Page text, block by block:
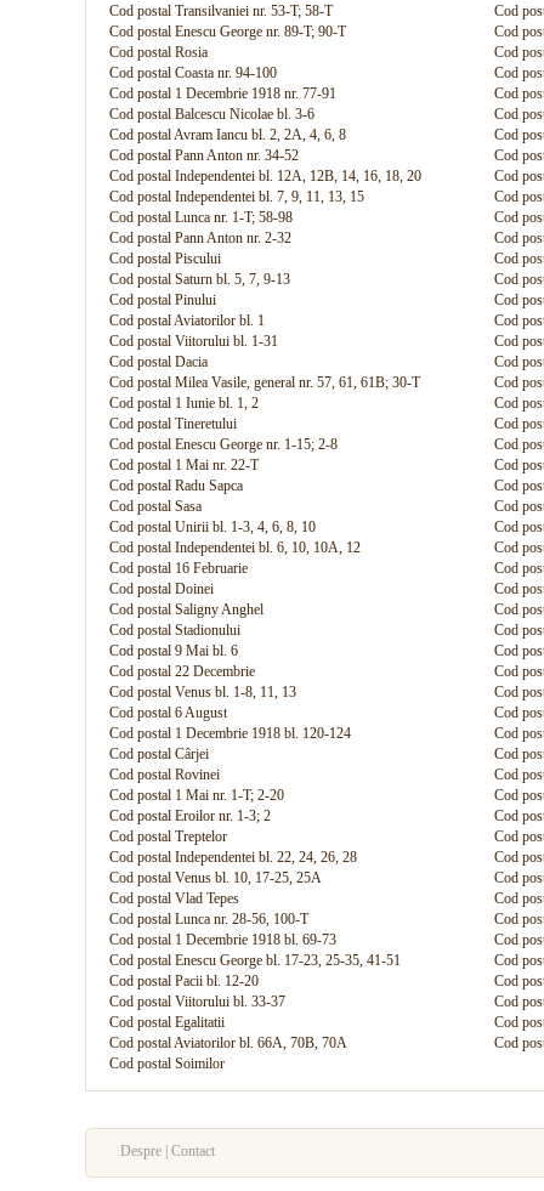
Cod postal Transilvaniei nr. 53-T; 58-T
Cod
Cod postal Enescu George nr. 89-T; 90-T
Cod
Cod postal Rosia
Cod
Cod postal Coasta nr. 94-100
Cod
Cod postal 1 Decembrie 1918 nr. 77-91
Cod
Cod postal Balcescu Nicolae bl. 3-6
Cod
Cod postal Avram Iancu bl. 2, 2A, 4, 6, 8
Cod
Cod postal Pann Anton nr. 34-52
Cod
Cod postal Independentei bl. 12A, 12B, 14, 16, 18, 20
Cod
Cod postal Independentei bl. 7, 9, 11, 13, 15
Cod
Cod postal Lunca nr. 1-T; 58-98
Cod
Cod postal Pann Anton nr. 2-32
Cod
Cod postal Piscului
Cod
Cod postal Saturn bl. 5, 7, 9-13
Cod
Cod postal Pinului
Cod
Cod postal Aviatorilor bl. 1
Cod
Cod postal Viitorului bl. 1-31
Cod
Cod postal Dacia
Cod
Cod postal Milea Vasile, general nr. 57, 61, 61B; 30-T
Cod
Cod postal 1 Iunie bl. 1, 2
Cod
Cod postal Tineretului
Cod
Cod postal Enescu George nr. 1-15; 2-8
Cod
Cod postal 1 Mai nr. 22-T
Cod
Cod postal Radu Sapca
Cod
Cod postal Sasa
Cod
Cod postal Unirii bl. 1-3, 4, 6, 8, 10
Cod
Cod postal Independentei bl. 6, 10, 10A, 12
Cod
Cod postal 16 Februarie
Cod
Cod postal Doinei
Cod
Cod postal Saligny Anghel
Cod
Cod postal Stadionului
Cod
Cod postal 9 Mai bl. 6
Cod
Cod postal 22 Decembrie
Cod
Cod postal Venus bl. 1-8, 11, 13
Cod
Cod postal 6 August
Cod
Cod postal 1 Decembrie 1918 bl. 120-124
Cod
Cod postal Cârjei
Cod
Cod postal Rovinei
Cod
Cod postal 1 Mai nr. 1-T; 2-20
Cod
Cod postal Eroilor nr. 1-3; 2
Cod
Cod postal Treptelor
Cod
Cod postal Independentei bl. 22, 24, 26, 28
Cod
Cod postal Venus bl. 10, 17-25, 25A
Cod
Cod postal Vlad Tepes
Cod
Cod postal Lunca nr. 28-56, 100-T
Cod
Cod postal 1 Decembrie 1918 bl. 69-73
Cod
Cod postal Enescu George bl. 17-23, 25-35, 41-51
Cod
Cod postal Pacii bl. 12-20
Cod
Cod postal Viitorului bl. 33-37
Cod
Cod postal Egalitatii
Cod
Cod postal Aviatorilor bl. 66A, 70B, 70A
Cod
Cod postal Soimilor
Despre | Contact